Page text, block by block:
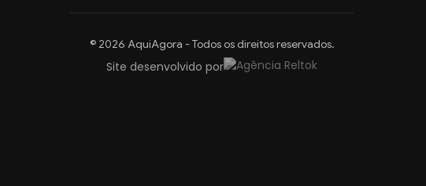
© 2026 AquiAgora - Todos os direitos reservados.
Site desenvolvido por